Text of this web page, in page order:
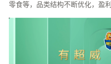
零食等，品类结构不断优化，盈